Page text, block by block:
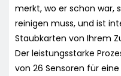
merkt, wo er schon war,
reinigen muss, und ist
Staubkarten von Ihrem
Der leistungsstarke
von 26 Sensoren für